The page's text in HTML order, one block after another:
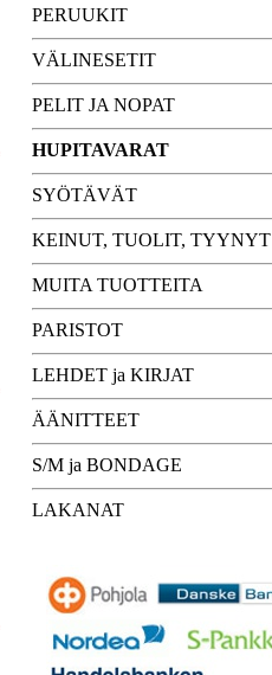
PERUUKIT
VÄLINESETIT
PELIT JA NOPAT
HUPITAVARAT
SYÖTÄVÄT
KEINUT, TUOLIT, TYYNYT
MUITA TUOTTEITA
PARISTOT
LEHDET ja KIRJAT
ÄÄNITTEET
S/M ja BONDAGE
LAKANAT